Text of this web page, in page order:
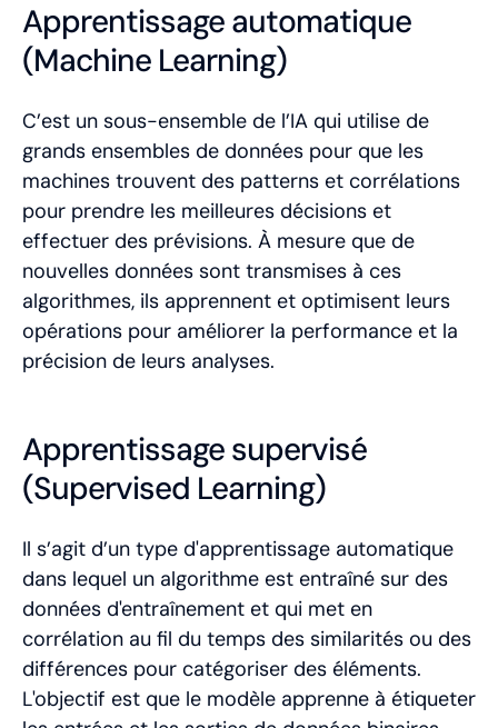
Apprentissage automatique
(Machine Learning)
C’est un sous-ensemble de l’IA qui utilise de
grands ensembles de données pour que les
machines trouvent des patterns et corrélations
pour prendre les meilleures décisions et
effectuer des prévisions. À mesure que de
nouvelles données sont transmises à ces
algorithmes, ils apprennent et optimisent leurs
opérations pour améliorer la performance et la
précision de leurs analyses.
Apprentissage supervisé
(Supervised Learning)
Il s’agit d’un type d'apprentissage automatique
dans lequel un algorithme est entraîné sur des
données d'entraînement et qui met en
corrélation au fil du temps des similarités ou des
différences pour catégoriser des éléments.
L'objectif est que le modèle apprenne à étiqueter